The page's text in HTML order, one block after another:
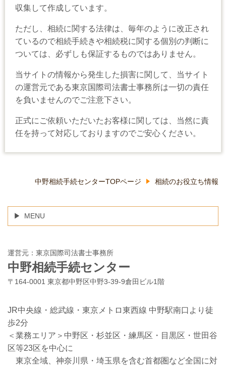
収集して作成しています。
ただし、相続に関する法律は、毎年のように改正され
ているので相続手続きや相続税に関する個別の判断に
ついては、必ずしも保証するものではありません。
当サイトの情報から発生した損害に関して、当サイト
の運営元である東京国際司法書士事務所は一切の責任
を負いませんのでご注意下さい。
正式にご依頼いただいたお客様に関しては、当然に責
任を持って対応しておりますのでご安心ください。
中野相続手続センターTOPページ 相続のお役立ち情報
MENU
運営元：東京国際司法書士事務所
中野相続手続センター
〒164-0001 東京都中野区中野3-39-9倉田ビル1階
JR中央線・総武線・東京メトロ東西線 中野駅南口より徒
歩2分
＜業務エリア＞中野区・杉並区・練馬区・目黒区・世田谷
区等23区を中心に
東京全域、神奈川県・埼玉県を含む首都圏など全国に対